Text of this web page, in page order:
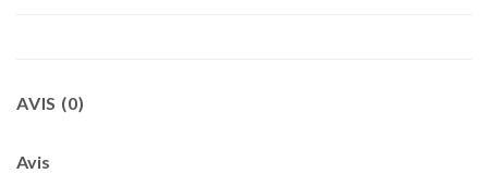
AVIS (0)
Avis